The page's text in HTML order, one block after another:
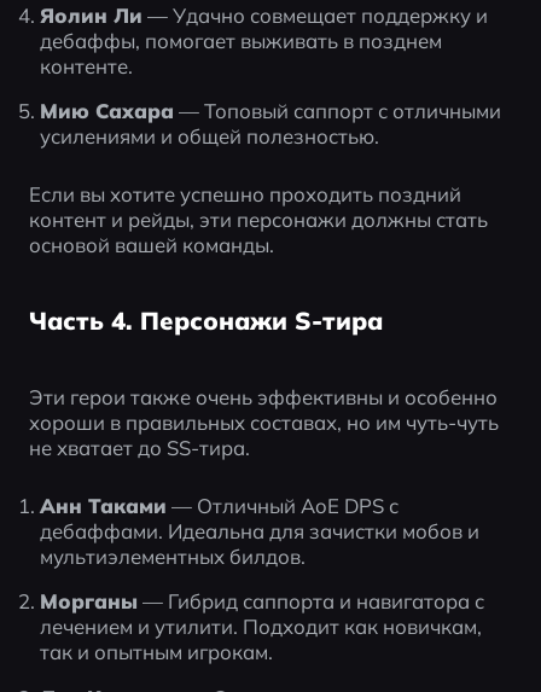
Яолин Ли — Удачно совмещает поддержку и
дебаффы, помогает выживать в позднем
контенте.
Мию Сахара — Топовый саппорт с отличными
усилениями и общей полезностью.
Если вы хотите успешно проходить поздний
контент и рейды, эти персонажи должны стать
основой вашей команды.
Часть 4. Персонажи S-тира
Эти герои также очень эффективны и особенно
хороши в правильных составах, но им чуть-чуть
не хватает до SS-тира.
Анн Таками — Отличный AoE DPS с
дебаффами. Идеальна для зачистки мобов и
мультиэлементных билдов.
Морганы — Гибрид саппорта и навигатора с
лечением и утилити. Подходит как новичкам,
так и опытным игрокам.